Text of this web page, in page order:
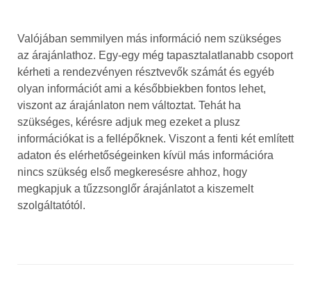
Valójában semmilyen más információ nem szükséges
az árajánlathoz. Egy-egy még tapasztalatlanabb csoport
kérheti a rendezvényen résztvevők számát és egyéb
olyan információt ami a későbbiekben fontos lehet,
viszont az árajánlaton nem változtat. Tehát ha
szükséges, kérésre adjuk meg ezeket a plusz
információkat is a fellépőknek. Viszont a fenti két említett
adaton és elérhetőségeinken kívül más információra
nincs szükség első megkeresésre ahhoz, hogy
megkapjuk a tűzzsonglőr árajánlatot a kiszemelt
szolgáltatótól.